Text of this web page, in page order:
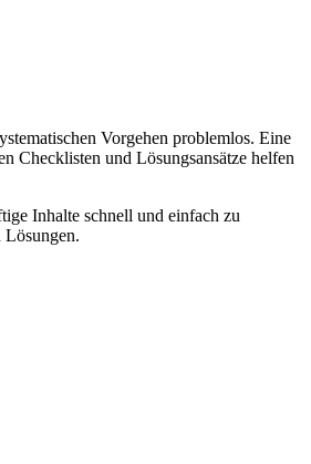
Vorgehen problemlos. Eine
Checklisten und Lösungsansätze helfen
Inhalte schnell und einfach zu
Lösungen.